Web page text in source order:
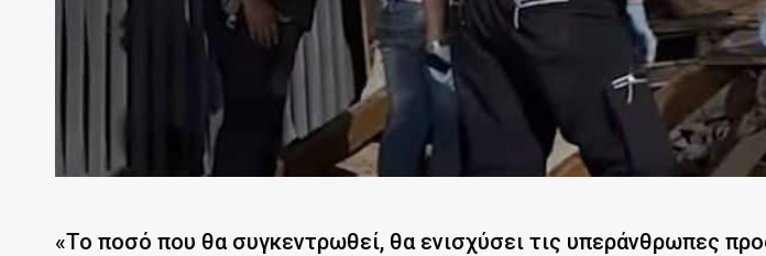
«Το ποσό που θα συγκεντρωθεί, θα ενισχύσει τις υπεράνθρωπες